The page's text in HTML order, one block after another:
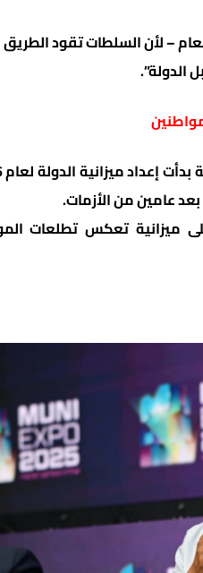
– لأن السلطات تقود
الدولة”.
عامين من الأزمات.
ميزانية تعكس تطلعات